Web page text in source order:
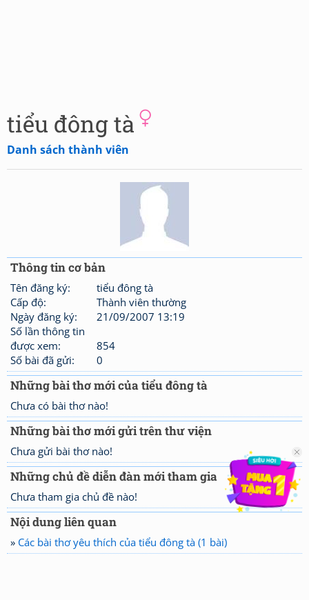
tiểu đông tà
Danh sách thành viên
Thông tin cơ bản
Tên đăng ký:
tiểu đông tà
Cấp độ:
Thành viên thường
Ngày đăng ký:
21/09/2007 13:19
Số lần thông tin
được xem:
854
Số bài đã gửi:
0
Những bài thơ mới của tiểu đông tà
Chưa có bài thơ nào!
Những bài thơ mới gửi trên thư viện
Chưa gửi bài thơ nào!
Những chủ đề diễn đàn mới tham gia
Chưa tham gia chủ đề nào!
Nội dung liên quan
» Các bài thơ yêu thích của tiểu đông tà (1 bài)